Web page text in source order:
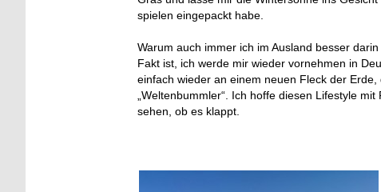
spielen eingepackt habe.
Warum auch immer ich im Ausland besser
Fakt ist, ich werde mir wieder vornehmen in
einfach wieder an einem neuen Fleck der
„Weltenbummler“. Ich hoffe diesen Lifestyle
sehen, ob es klappt.